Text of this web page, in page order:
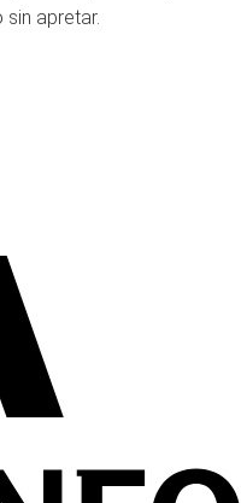
apretar.